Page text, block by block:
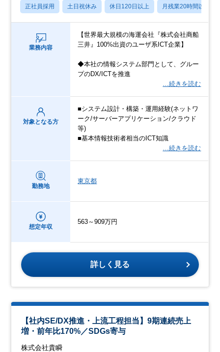
正社員採用 土日祝休み 休日120日以上 月残業20時間以内
業務内容
【世界最大規模の海運会社『株式会社商船
三井』100%出資のユーザ系ICT企業】
◆本社の情報システム部門として、グルー
プのDX/ICTを推進
…続きを読む
対象となる方
■システム設計・構築・運用経験(ネットワ
ーク/サーバーアプリケーション/クラウド
等)
■基本情報技術者相当のICT知識
…続きを読む
勤務地
東京都
想定年収
563～909万円
詳しく見る
【社内SE/DX推進・上流工程担当】9期連続売上
増・前年比170%／SDGs寄与
株式会社貴瞬